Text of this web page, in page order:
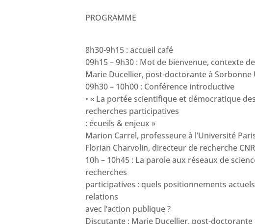
PROGRAMME
8h30-9h15 : accueil café
09h15 – 9h30 : Mot de bienvenue, contexte
Marie Ducellier, post-doctorante à Sorbonne
09h30 – 10h00 : Conférence introductive
• « La portée scientifique et démocratique
recherches participatives
: écueils & enjeux »
Marion Carrel, professeure à l’Université
Florian Charvolin, directeur de recherche
10h – 10h45 : La parole aux réseaux de
recherches
participatives : quels positionnements
relations
avec l’action publique ?
Discutante : Marie Ducellier, post-doctorante